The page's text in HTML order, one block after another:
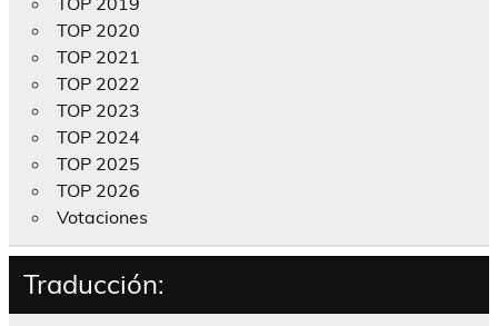
TOP 2020
TOP 2021
TOP 2022
TOP 2023
TOP 2024
TOP 2025
TOP 2026
Votaciones
Traducción: